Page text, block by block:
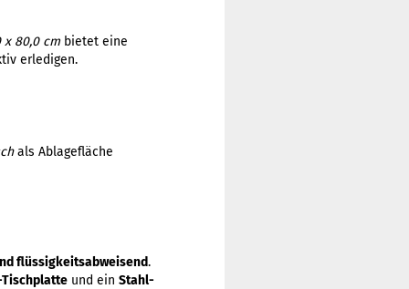
x 80,0 cm bietet eine
erledigen.
als Ablagefläche
flüssigkeitsabweisend.
und ein Stahl-